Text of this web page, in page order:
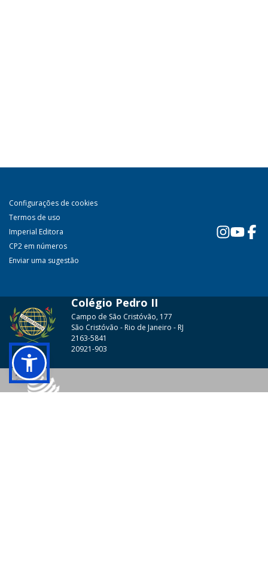
Configurações de cookies
Termos de uso
Imperial Editora
CP2 em números
Enviar uma sugestão
Colégio Pedro II
Campo de São Cristóvão, 177
São Cristóvão - Rio de Janeiro - RJ
2163-5841
20921-903